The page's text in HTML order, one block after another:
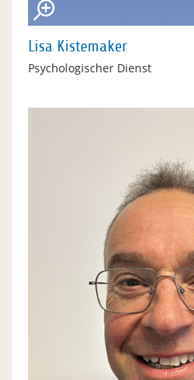
Lisa Kistemaker
Psychologischer Dienst